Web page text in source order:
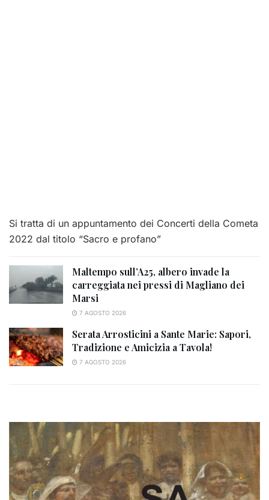
Si tratta di un appuntamento dei Concerti della Cometa
2022 dal titolo “Sacro e profano”
Maltempo sull’A25, albero invade la
carreggiata nei pressi di Magliano dei
Marsi
7 AGOSTO 2026
Serata Arrosticini a Sante Marie: Sapori,
Tradizione e Amicizia a Tavola!
7 AGOSTO 2026